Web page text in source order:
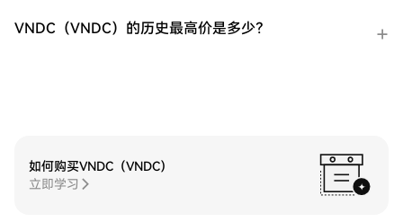
货市场轻松交易ProShares 两倍做多短期 VIX
期货ETF（UVXY)。访问您的账户，选择您的
VNDC（VNDC）的历史最高价是多少？
如何购买VNDC（VNDC）
立即学习